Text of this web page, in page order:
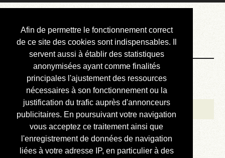
Afin de permettre le fonctionnement correct
de ce site des cookies sont indispensables. Il
servent aussi à établir des statistiques
anonymisées ayant comme finalités
principales l'ajustement des ressources
nécessaires à son fonctionnement ou la
justification du trafic auprès d'annonceurs
publicitaires. En poursuivant votre navigation
vous acceptez ce traitement ainsi que
l'enregistrement de données de navigation
liées à votre adresse IP, en particulier à des
Courbis, « LE »
Blog Officiel
Bienvenue
Réalisations
Divers (et d’été)
Annonces
Liens externes